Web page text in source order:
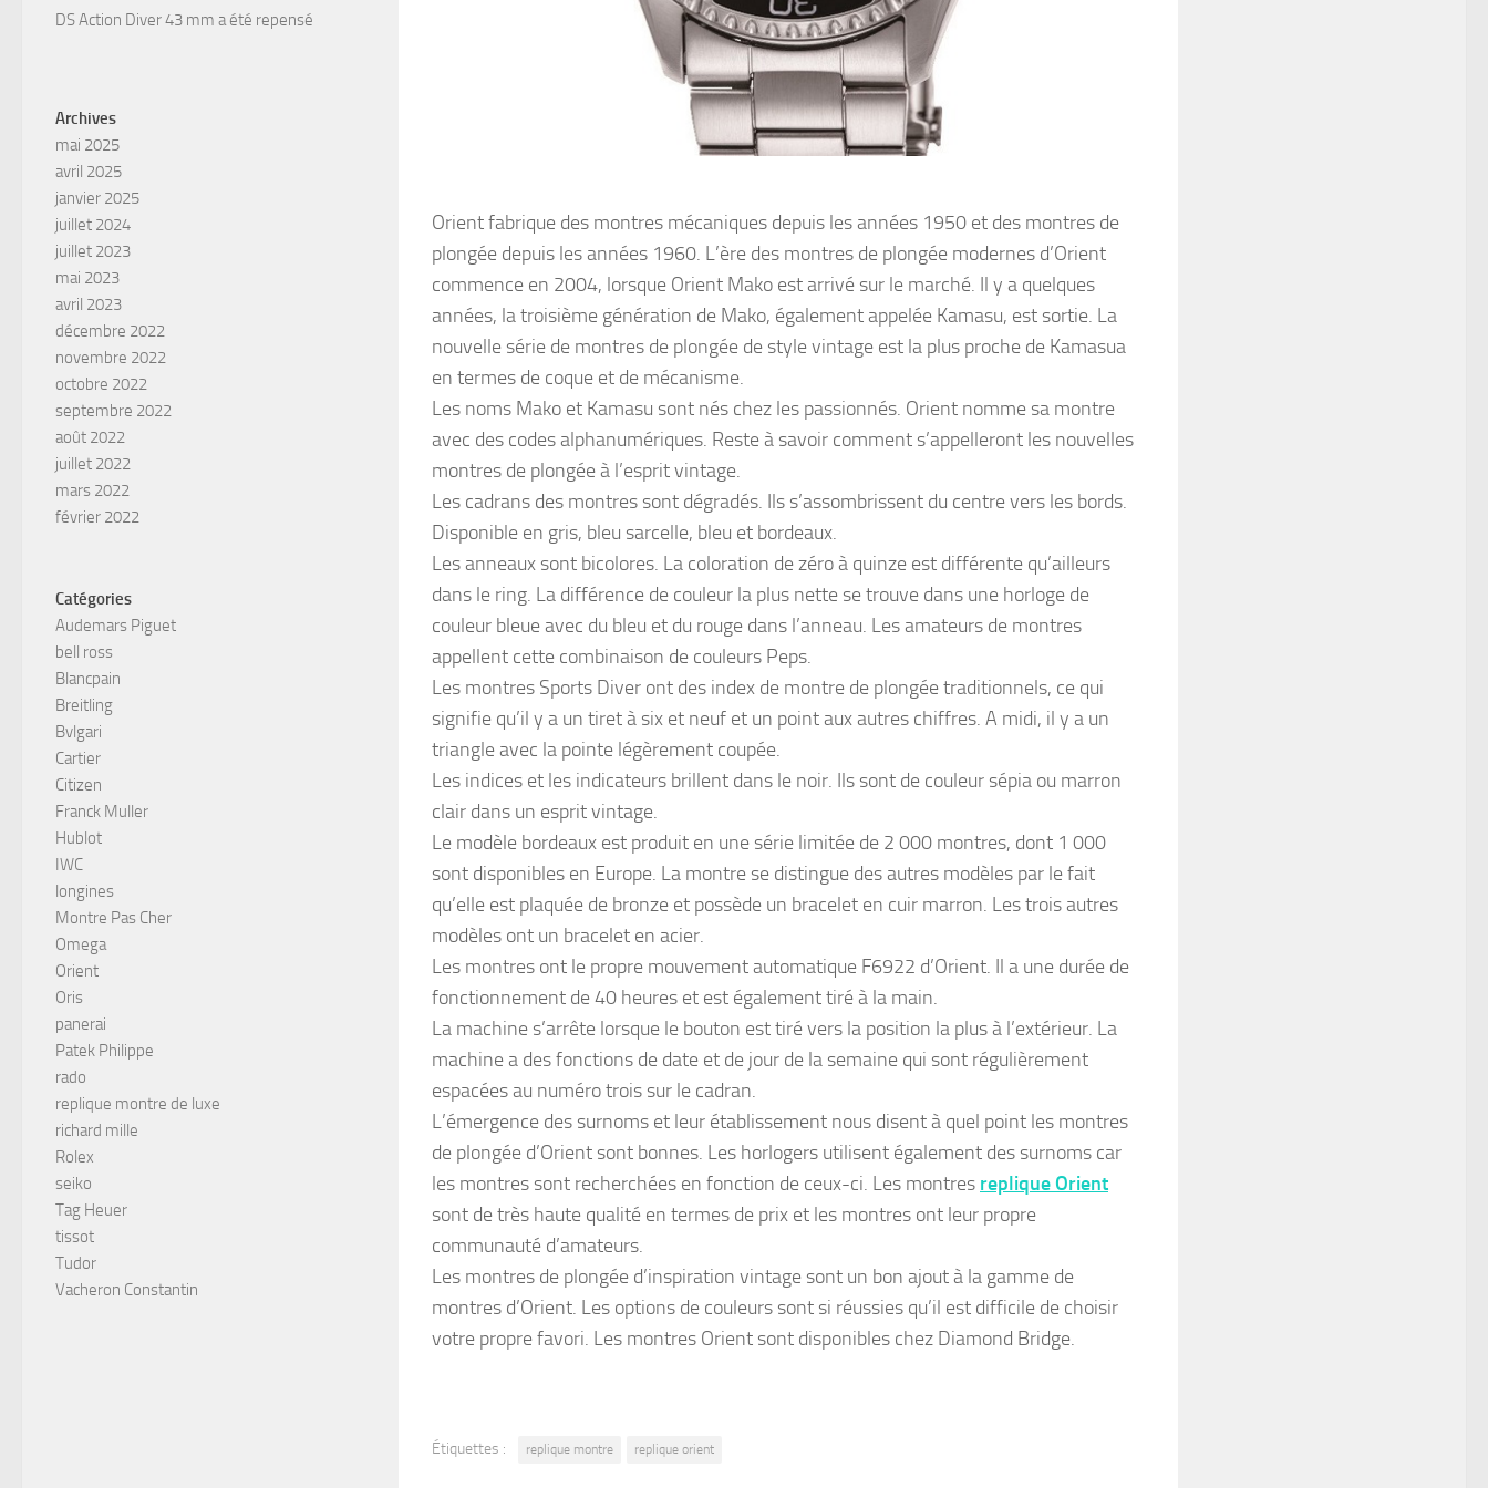
Orient fabrique des montres mécaniques depuis les années 1950 et des montres de
plongée depuis les années 1960. L’ère des montres de plongée modernes d’Orient
commence en 2004, lorsque Orient Mako est arrivé sur le marché. Il y a quelques
années, la troisième génération de Mako, également appelée Kamasu, est sortie. La
nouvelle série de montres de plongée de style vintage est la plus proche de Kamasua
en termes de coque et de mécanisme.
Les noms Mako et Kamasu sont nés chez les passionnés. Orient nomme sa montre
avec des codes alphanumériques. Reste à savoir comment s’appelleront les nouvelles
montres de plongée à l’esprit vintage.
Les cadrans des montres sont dégradés. Ils s’assombrissent du centre vers les bords.
Disponible en gris, bleu sarcelle, bleu et bordeaux.
Les anneaux sont bicolores. La coloration de zéro à quinze est différente qu’ailleurs
dans le ring. La différence de couleur la plus nette se trouve dans une horloge de
couleur bleue avec du bleu et du rouge dans l’anneau. Les amateurs de montres
appellent cette combinaison de couleurs Peps.
Les montres Sports Diver ont des index de montre de plongée traditionnels, ce qui
signifie qu’il y a un tiret à six et neuf et un point aux autres chiffres. A midi, il y a un
triangle avec la pointe légèrement coupée.
Les indices et les indicateurs brillent dans le noir. Ils sont de couleur sépia ou marron
clair dans un esprit vintage.
Le modèle bordeaux est produit en une série limitée de 2 000 montres, dont 1 000
sont disponibles en Europe. La montre se distingue des autres modèles par le fait
qu’elle est plaquée de bronze et possède un bracelet en cuir marron. Les trois autres
modèles ont un bracelet en acier.
Les montres ont le propre mouvement automatique F6922 d’Orient. Il a une durée de
fonctionnement de 40 heures et est également tiré à la main.
La machine s’arrête lorsque le bouton est tiré vers la position la plus à l’extérieur. La
machine a des fonctions de date et de jour de la semaine qui sont régulièrement
espacées au numéro trois sur le cadran.
L’émergence des surnoms et leur établissement nous disent à quel point les montres
de plongée d’Orient sont bonnes. Les horlogers utilisent également des surnoms car
les montres sont recherchées en fonction de ceux-ci. Les montres replique Orient
sont de très haute qualité en termes de prix et les montres ont leur propre
communauté d’amateurs.
Les montres de plongée d’inspiration vintage sont un bon ajout à la gamme de
montres d’Orient. Les options de couleurs sont si réussies qu’il est difficile de choisir
votre propre favori. Les montres Orient sont disponibles chez Diamond Bridge.
Étiquettes : replique montre replique orient
DS Action Diver 43 mm a été repensé
Archives
mai 2025
avril 2025
janvier 2025
juillet 2024
juillet 2023
mai 2023
avril 2023
décembre 2022
novembre 2022
octobre 2022
septembre 2022
août 2022
juillet 2022
mars 2022
février 2022
Catégories
Audemars Piguet
bell ross
Blancpain
Breitling
Bvlgari
Cartier
Citizen
Franck Muller
Hublot
IWC
longines
Montre Pas Cher
Omega
Orient
Oris
panerai
Patek Philippe
rado
replique montre de luxe
richard mille
Rolex
seiko
Tag Heuer
tissot
Tudor
Vacheron Constantin